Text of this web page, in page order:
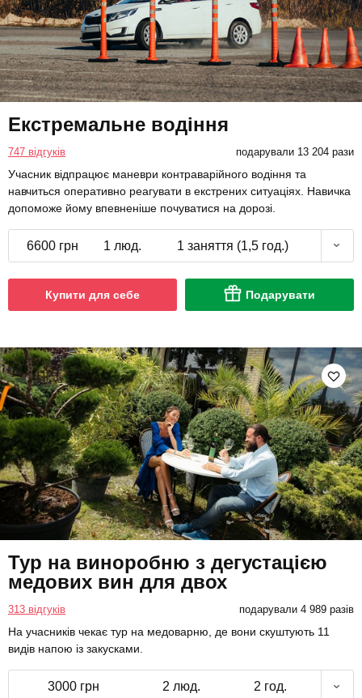
Екстремальне водіння
747 відгуків подарували 13 204 рази
Учасник відпрацює маневри контраварійного водіння та
навчиться оперативно реагувати в екстрених ситуаціях. Навичка
допоможе йому впевненіше почуватися на дорозі.
6600 грн 1 люд. 1 заняття (1,5 год.)
Купити для себе Подарувати
Тур на виноробню з дегустацією
медових вин для двох
313 відгуків подарували 4 989 разів
На учасників чекає тур на медоварню, де вони скуштують 11
видів напою із закусками.
3000 грн 2 люд. 2 год.